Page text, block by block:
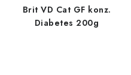
Brit VD Cat GF konz.
Diabetes 200g